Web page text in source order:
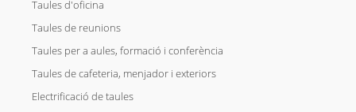
Taules d'oficina
Taules de reunions
Taules per a aules, formació i conferència
Taules de cafeteria, menjador i exteriors
Electrificació de taules